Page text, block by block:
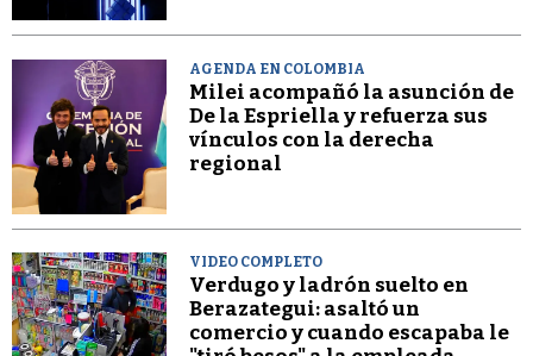
AGENDA EN COLOMBIA
Milei acompañó la asunción de
De la Espriella y refuerza sus
vínculos con la derecha
regional
VIDEO COMPLETO
Verdugo y ladrón suelto en
Berazategui: asaltó un
comercio y cuando escapaba le